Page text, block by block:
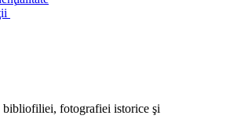
bibliofiliei, fotografiei istorice şi